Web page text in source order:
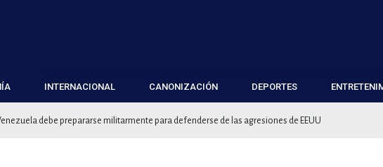
INTERNACIONAL CANONIZACIÓN DEPORTES
debe prepararse militarmente para defenderse de las agresiones de EEUU